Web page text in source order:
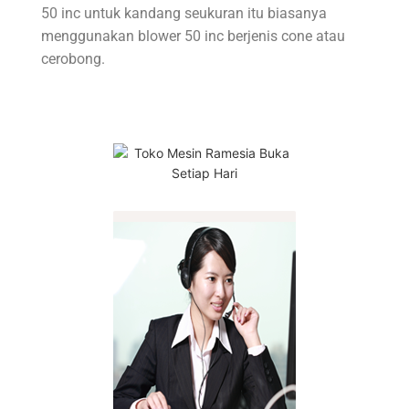
50 inc untuk kandang seukuran itu biasanya
menggunakan blower 50 inc berjenis cone atau
cerobong.